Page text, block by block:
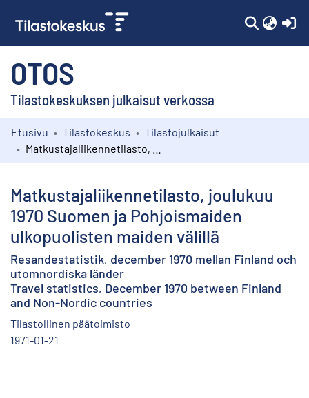
OTOS
Tilastokeskuksen julkaisut verkossa
Kokoelmat
Etusivu Tilastokeskus
Tilastojulkaisut
Matkustajaliikennetilasto, joulukuu
1970 Suomen ja Pohjoismaiden
ulkopuolisten maiden välillä
Resandestatistik, december 1970 mellan Finland och
utomnordiska länder
Travel statistics, December 1970 between Finland
and Non-Nordic countries
Tilastollinen päätoimisto
1971-01-21